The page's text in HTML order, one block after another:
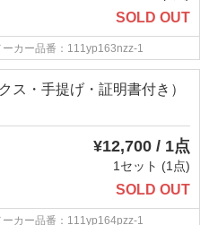
SOLD OUT
ーカー品番：111yp163nzz-1
ス・手提げ・証明書付き）
¥12,700 / 1点
1セット (1点)
SOLD OUT
ーカー品番：111yp164pzz-1